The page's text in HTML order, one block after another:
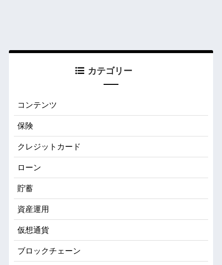
カテゴリー
コンテンツ
保険
クレジットカード
ローン
貯蓄
資産運用
仮想通貨
ブロックチェーン